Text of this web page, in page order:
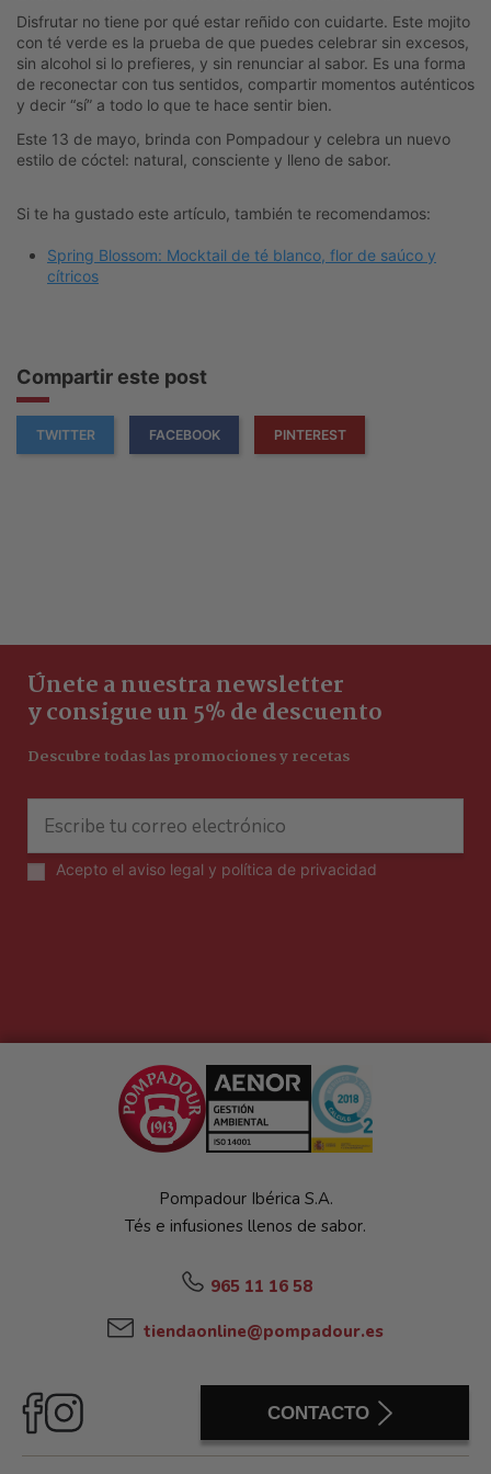
Disfrutar no tiene por qué estar reñido con cuidarte. Este mojito
con té verde es la prueba de que puedes celebrar sin excesos,
sin alcohol si lo prefieres, y sin renunciar al sabor. Es una forma
de reconectar con tus sentidos, compartir momentos auténticos
y decir “sí” a todo lo que te hace sentir bien.
Este 13 de mayo, brinda con Pompadour y celebra un nuevo
estilo de cóctel: natural, consciente y lleno de sabor.
Si te ha gustado este artículo, también te recomendamos:
Spring Blossom: Mocktail de té blanco, flor de saúco y
cítricos
Compartir este post
TWITTER FACEBOOK PINTEREST
Únete a nuestra newsletter
y consigue un 5% de descuento
Descubre todas las promociones y recetas
Acepto el aviso legal y política de privacidad
Pompadour Ibérica S.A.
Tés e infusiones llenos de sabor.
965 11 16 58
tiendaonline@pompadour.es
CONTACTO